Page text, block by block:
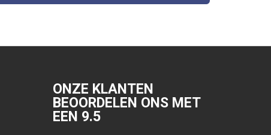
ONZE KLANTEN
BEOORDELEN ONS MET
EEN 9.5